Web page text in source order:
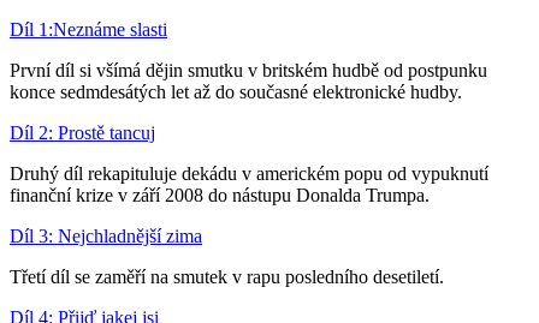
Díl 1:Neznáme slasti
První díl si všímá dějin smutku v britském hudbě od postpunku
konce sedmdesátých let až do současné elektronické hudby.
Díl 2: Prostě tancuj
Druhý díl rekapituluje dekádu v americkém popu od vypuknutí
finanční krize v září 2008 do nástupu Donalda Trumpa.
Díl 3: Nejchladnější zima
Třetí díl se zaměří na smutek v rapu posledního desetiletí.
Díl 4: Přijď jakej jsi